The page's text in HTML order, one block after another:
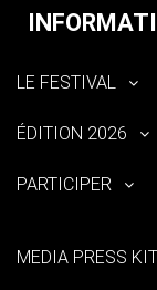
LE FESTIVAL
ÉDITION 2026
PARTICIPER
MEDIA PRESS KIT